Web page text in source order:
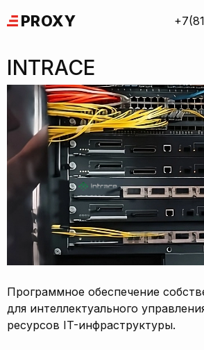
to
PROXY
INTRACE
Программное обеспечение
для интеллектуального
ресурсов IT-инфраструктуры.